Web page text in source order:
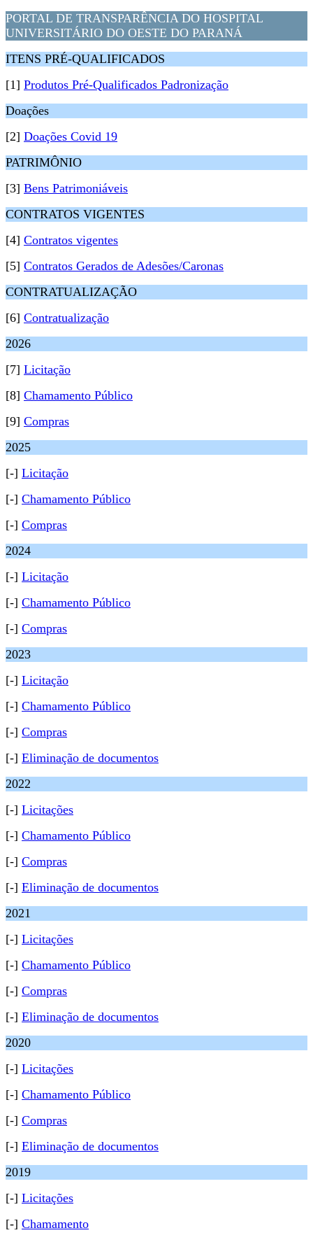
PORTAL DE TRANSPARÊNCIA DO HOSPITAL
UNIVERSITÁRIO DO OESTE DO PARANÁ
ITENS PRÉ-QUALIFICADOS
[1] Produtos Pré-Qualificados Padronização
Doações
[2] Doações Covid 19
PATRIMÔNIO
[3] Bens Patrimoniáveis
CONTRATOS VIGENTES
[4] Contratos vigentes
[5] Contratos Gerados de Adesões/Caronas
CONTRATUALIZAÇÃO
[6] Contratualização
2026
[7] Licitação
[8] Chamamento Público
[9] Compras
2025
[-] Licitação
[-] Chamamento Público
[-] Compras
2024
[-] Licitação
[-] Chamamento Público
[-] Compras
2023
[-] Licitação
[-] Chamamento Público
[-] Compras
[-] Eliminação de documentos
2022
[-] Licitações
[-] Chamamento Público
[-] Compras
[-] Eliminação de documentos
2021
[-] Licitações
[-] Chamamento Público
[-] Compras
[-] Eliminação de documentos
2020
[-] Licitações
[-] Chamamento Público
[-] Compras
[-] Eliminação de documentos
2019
[-] Licitações
[-] Chamamento